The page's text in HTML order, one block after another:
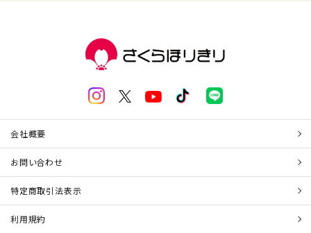
会社概要
お問い合わせ
特定商取引法表示
利用規約